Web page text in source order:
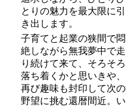
とりの魅力を最大限に引
き出します。
子育てと起業の狭間で悶
絶しながら無我夢中で走
り続けて来て、そろそろ
落ち着くかと思いきや、
再び趣味も封印して次の
野望に挑む還暦間近。い